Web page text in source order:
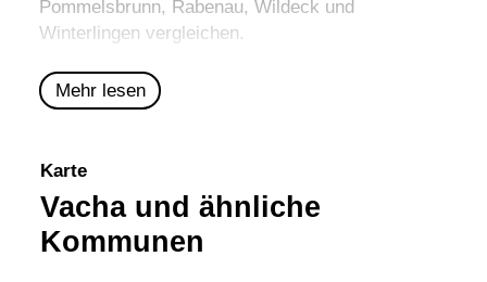
Pommelsbrunn, Rabenau, Wildeck und
Winterlingen vergleichen.
Mehr lesen
Karte
Vacha und ähnliche
Kommunen